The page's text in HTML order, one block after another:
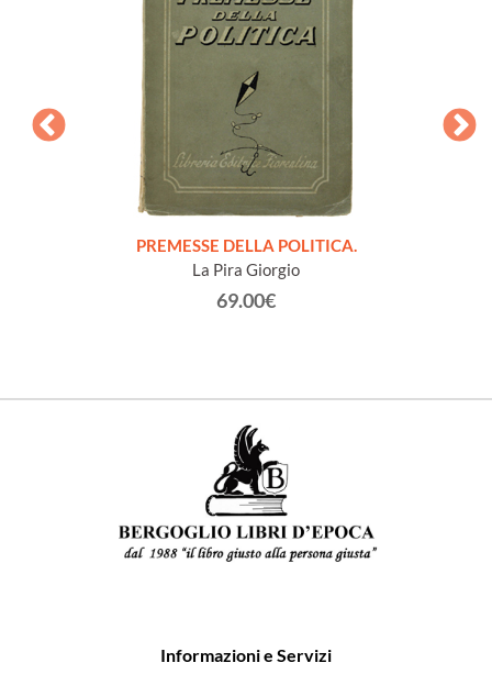
PREMESSE DELLA POLITICA.
La Pira Giorgio
69.00€
Informazioni e Servizi